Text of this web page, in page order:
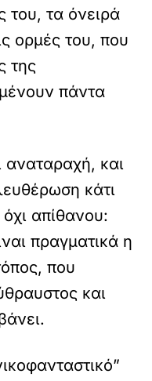
του, τα όνειρά
ορμές του, που
της
πάντα
και
κάτι
απίθανου:
πραγματικά η
που
και